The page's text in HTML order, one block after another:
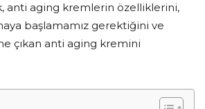
anti aging kremlerin özelliklerini,
başlamamız gerektiğini ve
çıkan anti aging kremini